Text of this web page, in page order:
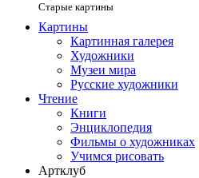
Старые картины
Картины
Картинная галерея
Художники
Музеи мира
Русские художники
Чтение
Книги
Энциклопедия
Фильмы о художниках
Учимся рисовать
Артклуб